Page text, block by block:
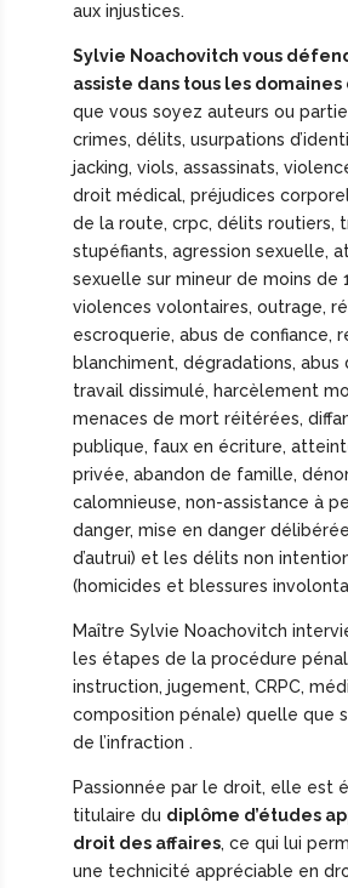
aux injustices.
Sylvie Noachovitch vous
assiste dans tous les
que vous soyez auteurs ou
crimes, délits, usurpations
jacking, viols, assassinats,
droit médical, préjudices
de la route, crpc, délits routiers,
stupéfiants, agression sexuelle,
sexuelle sur mineur de moins de
violences volontaires, outrage,
escroquerie, abus de confiance,
blanchiment, dégradations, abus
travail dissimulé, harcèlement
menaces de mort réitérées,
publique, faux en écriture,
privée, abandon de famille,
calomnieuse, non-assistance à
danger, mise en danger
d’autrui) et les délits non
(homicides et blessures
Maître Sylvie Noachovitch
les étapes de la procédure
instruction, jugement, CRPC,
composition pénale) quelle que
de l’infraction .
Passionnée par le droit, elle est
titulaire du diplôme d’études
droit des affaires, ce qui lui
une technicité appréciable en